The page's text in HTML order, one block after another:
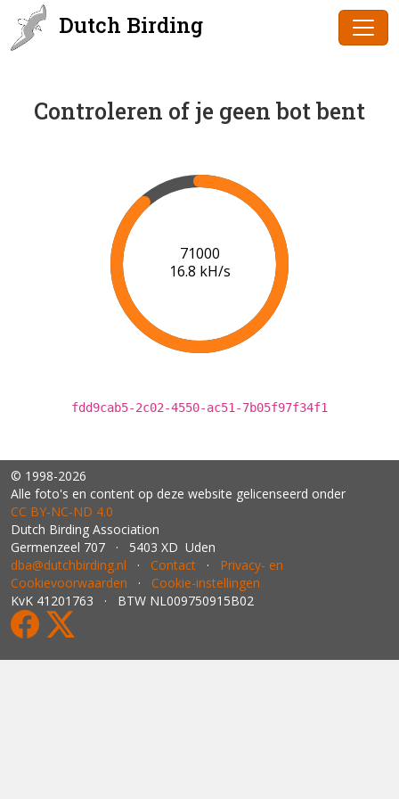
Dutch Birding
Controleren of je geen bot bent
73000
16.9 kH/s
fdd9cab5-2c02-4550-ac51-7b05f97f34f1
© 1998-2026
Alle foto's en content op deze website gelicenseerd onder
CC BY‑NC‑ND 4.0
Dutch Birding Association
Germenzeel 707 · 5403 XD Uden
dba@dutchbirding.nl · Contact · Privacy- en
Cookievoorwaarden · Cookie-instellingen
KvK 41201763 · BTW NL009750915B02